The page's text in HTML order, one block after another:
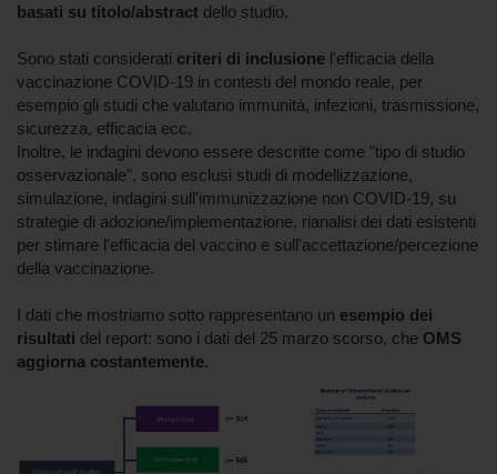
basati su titolo/abstract dello studio.
Sono stati considerati criteri di inclusione l'efficacia della
vaccinazione COVID-19 in contesti del mondo reale, per
esempio gli studi che valutano immunità, infezioni, trasmissione,
sicurezza, efficacia ecc.
Inoltre, le indagini devono essere descritte come "tipo di studio
osservazionale", sono esclusi studi di modellizzazione,
simulazione, indagini sull'immunizzazione non COVID-19, su
strategie di adozione/implementazione, rianalisi dei dati esistenti
per stimare l'efficacia del vaccino e sull'accettazione/percezione
della vaccinazione.
I dati che mostriamo sotto rappresentano un esempio dei
risultati del report: sono i dati del 25 marzo scorso, che OMS
aggiorna costantemente.